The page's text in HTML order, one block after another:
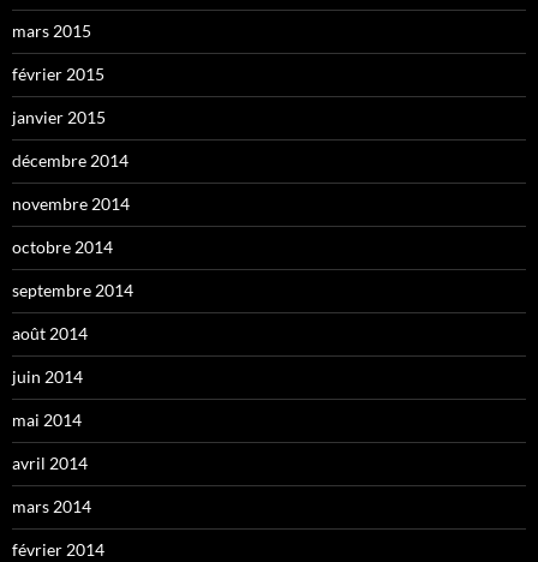
mars 2015
février 2015
janvier 2015
décembre 2014
novembre 2014
octobre 2014
septembre 2014
août 2014
juin 2014
mai 2014
avril 2014
mars 2014
février 2014